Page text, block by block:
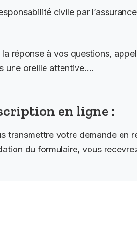
civile par
réponse à vos questions,
une oreille attentive….
en ligne :
transmettre votre demande en
du formulaire, vous